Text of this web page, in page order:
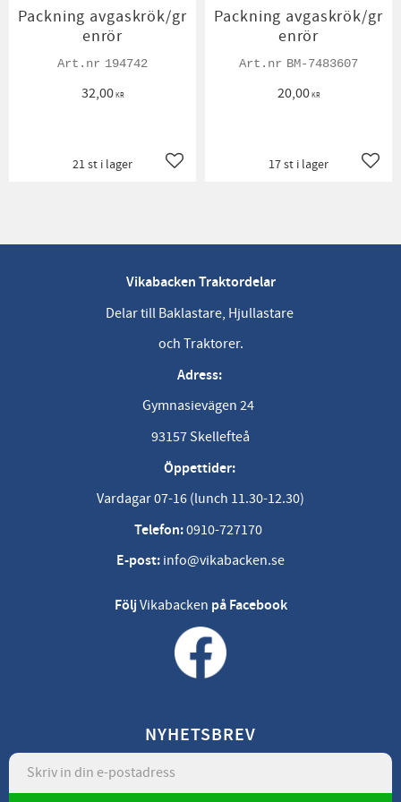
Packning avgaskrök/gr
enrör
194742
32,00KR
Lägg till i favoriter
21 st i lager
Packning avgaskrök/gr
enrör
BM-7483607
20,00KR
17 st i lager
Vikabacken Traktordelar
Delar till Baklastare, Hjullastare
och Traktorer.
Adress:
Gymnasievägen 24
93157 Skellefteå
Öppettider:
Vardagar 07-16 (lunch 11.30-12.30)
Telefon:0910-727170
E-post: info@vikabacken.se
FöljVikabacken på Facebook
NYHETSBREV